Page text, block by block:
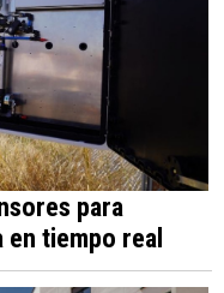
para
en tiempo real